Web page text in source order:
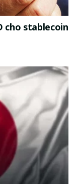
cho stablecoin